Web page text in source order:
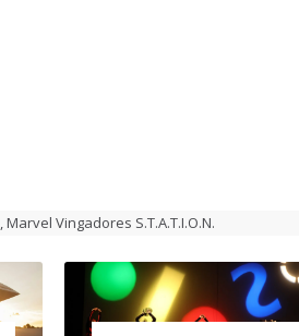
,Marvel Vingadores S.T.A.T.I.O.N.